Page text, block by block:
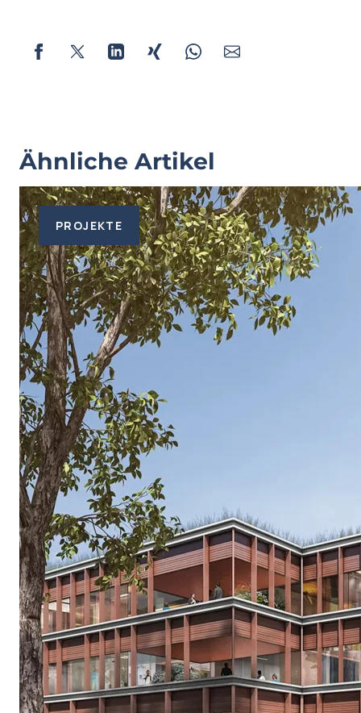
Ähnliche Artikel
PROJEKTE